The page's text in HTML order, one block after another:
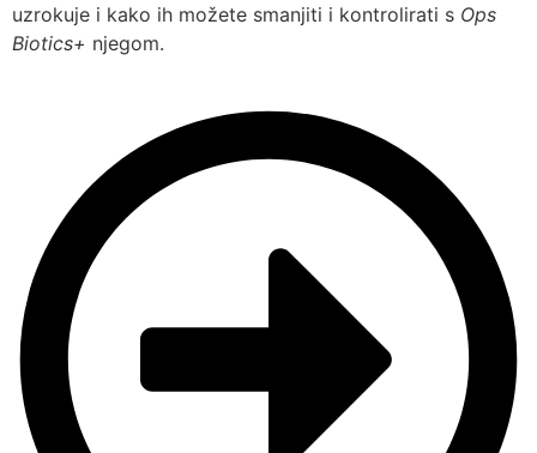
uzrokuje i kako ih možete smanjiti i kontrolirati s Ops
Biotics+ njegom.